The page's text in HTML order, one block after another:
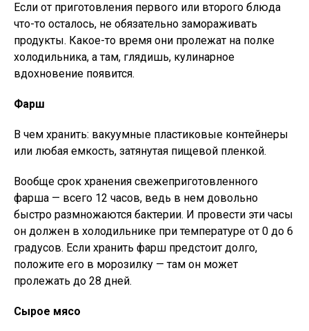
Если от приготовления первого или второго блюда
что-то осталось, не обязательно замораживать
продукты. Какое-то время они пролежат на полке
холодильника, а там, глядишь, кулинарное
вдохновение появится.
Фарш
В чем хранить: вакуумные пластиковые контейнеры
или любая емкость, затянутая пищевой пленкой.
Вообще срок хранения свежеприготовленного
фарша — всего 12 часов, ведь в нем довольно
быстро размножаются бактерии. И провести эти часы
он должен в холодильнике при температуре от 0 до 6
градусов. Если хранить фарш предстоит долго,
положите его в морозилку — там он может
пролежать до 28 дней.
Сырое мясо